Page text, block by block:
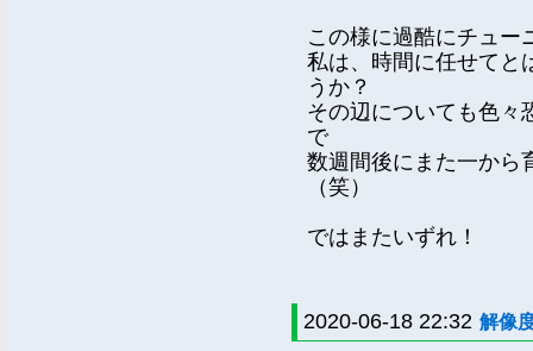
この様に過酷にチュー
私は、時間に任せてと
うか？
その辺についても色々
で
数週間後にまた一から
（笑）
ではまたいずれ！
2020-06-18 22:32 解像